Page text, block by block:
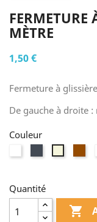
FERMETURE
MÈTRE
1,50 €
Fermeture à
De gauche à droite
Couleur
Quantité
